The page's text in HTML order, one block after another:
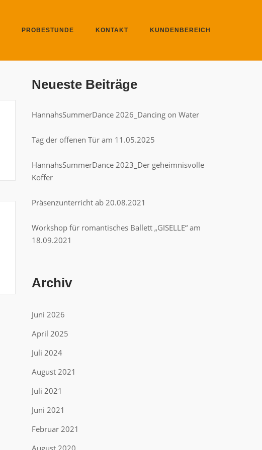
PROBESTUNDE KONTAKT KUNDENBEREICH
Neueste Beiträge
HannahsSummerDance 2026_Dancing on Water
Tag der offenen Tür am 11.05.2025
HannahsSummerDance 2023_Der geheimnisvolle
Koffer
Präsenzunterricht ab 20.08.2021
Workshop für romantisches Ballett „GISELLE“ am
18.09.2021
Archiv
Juni 2026
April 2025
Juli 2024
August 2021
Juli 2021
Juni 2021
Februar 2021
August 2020